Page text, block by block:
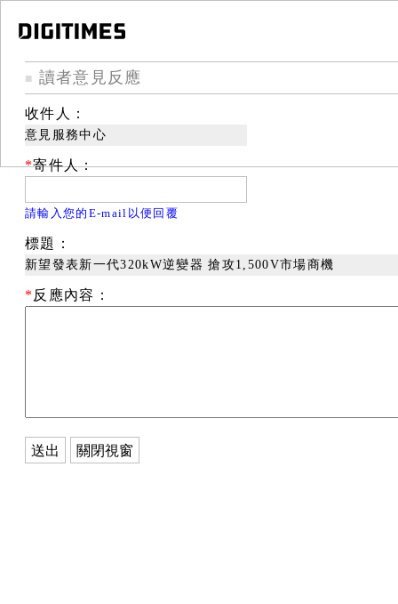
■ 讀者意見反應
收件人：
意見服務中心
*寄件人：
請輸入您的E-mail以便回覆
標題：
新望發表新一代320kW逆變器 搶攻1,500V市場商機
* 反應內容：